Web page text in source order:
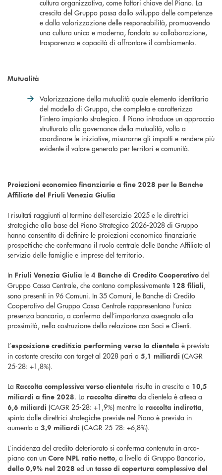
cultura organizzativa, come fattori chiave del Piano. La
crescita del Gruppo passa dallo sviluppo delle competenze
e dalla valorizzazione delle responsabilità, promuovendo
una cultura unica e moderna, fondata su collaborazione,
trasparenza e capacità di affrontare il cambiamento.
Mutualità
Valorizzazione della mutualità quale elemento identitario
del modello di Gruppo, che completa e caratterizza
l’intero impianto strategico. Il Piano introduce un approccio
strutturato alla governance della mutualità, volto a
coordinare le iniziative, misurarne gli impatti e rendere più
evidente il valore generato per territori e comunità.
Proiezioni economico finanziarie a fine 2028 per le Banche
Affiliate del Friuli Venezia Giulia
I risultati raggiunti al termine dell’esercizio 2025 e le direttrici
strategiche alla base del Piano Strategico 2026-2028 di Gruppo
hanno consentito di definire le proiezioni economico finanziarie
prospettiche che confermano il ruolo centrale delle Banche Affiliate al
servizio delle famiglie e imprese del territorio.
In Friuli Venezia Giulia le 4 Banche di Credito Cooperativo del
Gruppo Cassa Centrale, che contano complessivamente 128 filiali,
sono presenti in 96 Comuni. In 35 Comuni, le Banche di Credito
Cooperativo del Gruppo Cassa Centrale rappresentano l’unica
presenza bancaria, a conferma dell’importanza assegnata alla
prossimità, nella costruzione della relazione con Soci e Clienti.
L’esposizione creditizia performing verso la clientela è prevista
in costante crescita con target al 2028 pari a 5,1 miliardi (CAGR
25-28: +1,8%).
La Raccolta complessiva verso clientela risulta in crescita a 10,5
miliardi a fine 2028. La raccolta diretta da clientela è attesa a
6,6 miliardi (CAGR 25-28: +1,9%) mentre la raccolta indiretta,
spinta dalle direttrici strategiche previste nel Piano è prevista in
aumento a 3,9 miliardi (CAGR 25-28: +6,8%).
L’incidenza del credito deteriorato si conferma contenuta in arco-
piano con un Core NPL ratio netto, a livello di Gruppo Bancario,
dello 0,9% nel 2028 ed un tasso di copertura complessivo del